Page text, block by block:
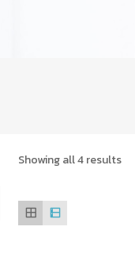
Showing all 4 results